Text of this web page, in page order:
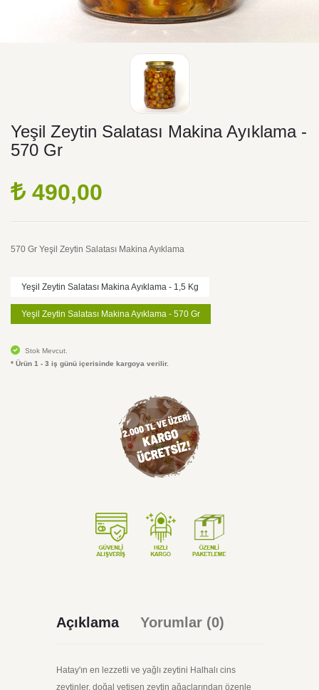
Yeşil Zeytin Salatası Makina Ayıklama -
570 Gr
490,00
570 Gr Yeşil Zeytin Salatası Makina Ayıklama
Yeşil Zeytin Salatası Makina Ayıklama - 1,5 Kg
Yeşil Zeytin Salatası Makina Ayıklama - 570 Gr
Stok Mevcut.
* Ürün 1 - 3 iş günü içerisinde kargoya verilir.
Açıklama Yorumlar (0)
Hatay'ın en lezzetli ve yağlı zeytini Halhalı cins
zeytinler, doğal yetişen zeytin ağaçlarından özenle